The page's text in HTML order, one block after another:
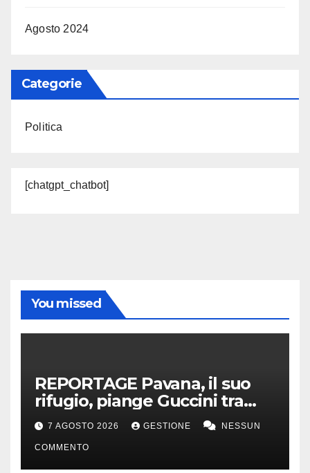
Agosto 2024
Categorie
Politica
[chatgpt_chatbot]
You missed
REPORTAGE Pavana, il suo
rifugio, piange Guccini tra
silenzio, lacrime e fiori
7 AGOSTO 2026 GESTIONE NESSUN
COMMENTO